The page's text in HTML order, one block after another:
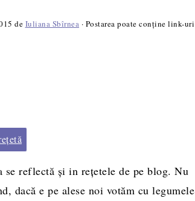
de Iuliana Sbîrnea · Postarea poate conține link-uri
se reflectă şi in reţetele de pe blog. Nu
dacă e pe alese noi votăm cu legumele